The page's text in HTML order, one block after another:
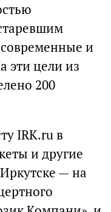
и
эти цели из
200
IRK.ru в
и другие
— на